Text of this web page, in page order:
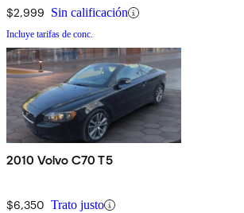
$2,999 Sin calificación
Incluye tarifas de conc.
2010 Volvo C70 T5
$6,350 Trato justo